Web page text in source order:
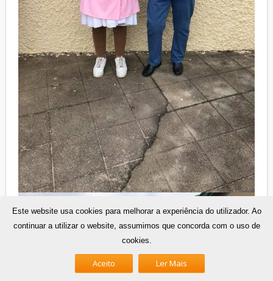
Este website usa cookies para melhorar a experiência do utilizador. Ao
continuar a utilizar o website, assumimos que concorda com o uso de
cookies.
Aceito Ler Mais